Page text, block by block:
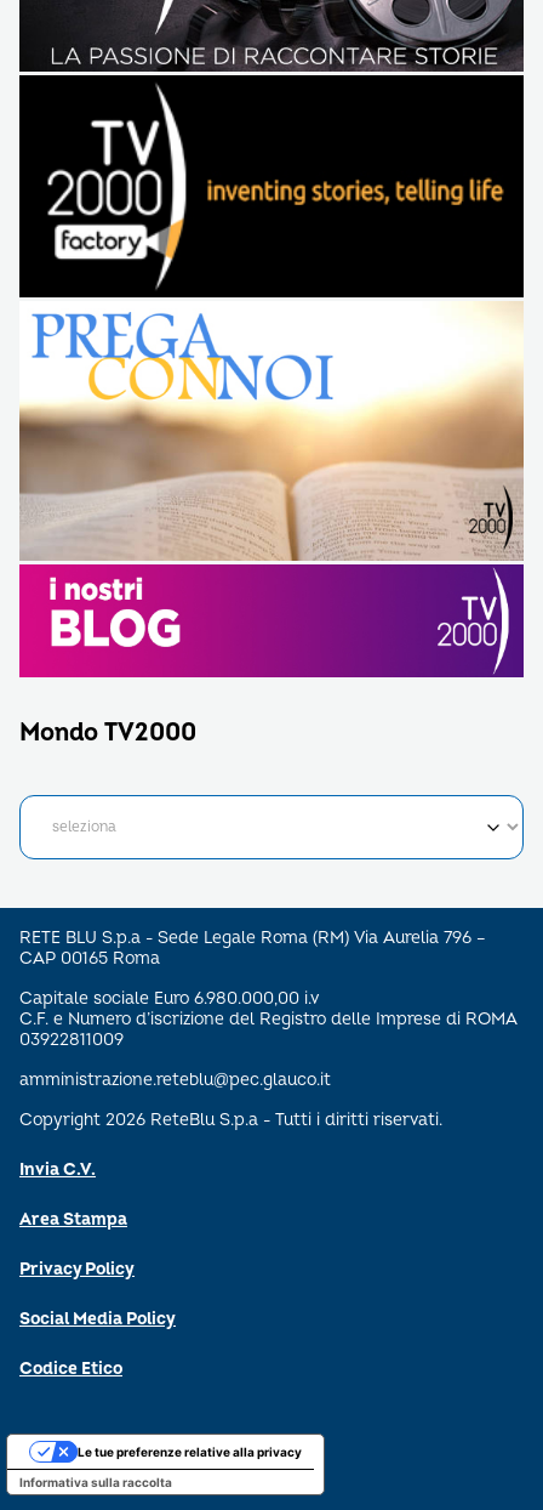
Mondo TV2000
RETE BLU S.p.a - Sede Legale Roma (RM) Via Aurelia 796 –
CAP 00165 Roma
Capitale sociale Euro 6.980.000,00 i.v
C.F. e Numero d’iscrizione del Registro delle Imprese di ROMA
03922811009
amministrazione.reteblu@pec.glauco.it
Copyright 2026 ReteBlu S.p.a - Tutti i diritti riservati.
Invia C.V.
Area Stampa
Privacy Policy
Social Media Policy
Codice Etico
Informativa sulla raccolta
Le tue preferenze relative alla privacy